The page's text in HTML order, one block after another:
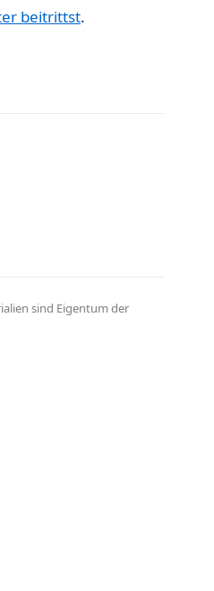
beitrittst.
sind Eigentum der